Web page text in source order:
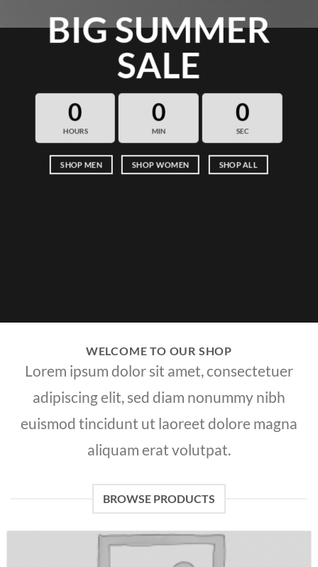
BIG SUMMER
SALE
0
HOURS
0
MIN
0
SEC
SHOP MEN SHOP WOMEN SHOP ALL
WELCOME TO OUR SHOP
Lorem ipsum dolor sit amet, consectetuer
adipiscing elit, sed diam nonummy nibh
euismod tincidunt ut laoreet dolore magna
aliquam erat volutpat.
BROWSE PRODUCTS